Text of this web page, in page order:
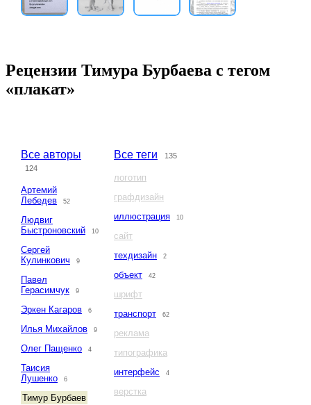
Рецензии Тимура Бурбаева с тегом
«плакат»
Все авторы
124
Артемий
Лебедев
52
Людвиг
Быстроновский
10
Сергей
Кулинкович
9
Павел
Герасимчук
9
Эркен Кагаров 6
Илья Михайлов 9
Олег Пащенко 4
Таисия
Лушенко
6
Тимур Бурбаев
Все теги 135
логотип
графдизайн
иллюстрация
10
сайт
техдизайн
2
объект 42
шрифт
транспорт
62
реклама
типографика
интерфейс
4
верстка